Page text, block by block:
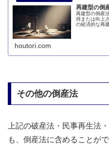
再建型の倒
再建型の倒産
持または向上
の経済的な再
houtori.com
その他の倒産法
上記の破産法・民事再生法
も、倒産法に含めることが